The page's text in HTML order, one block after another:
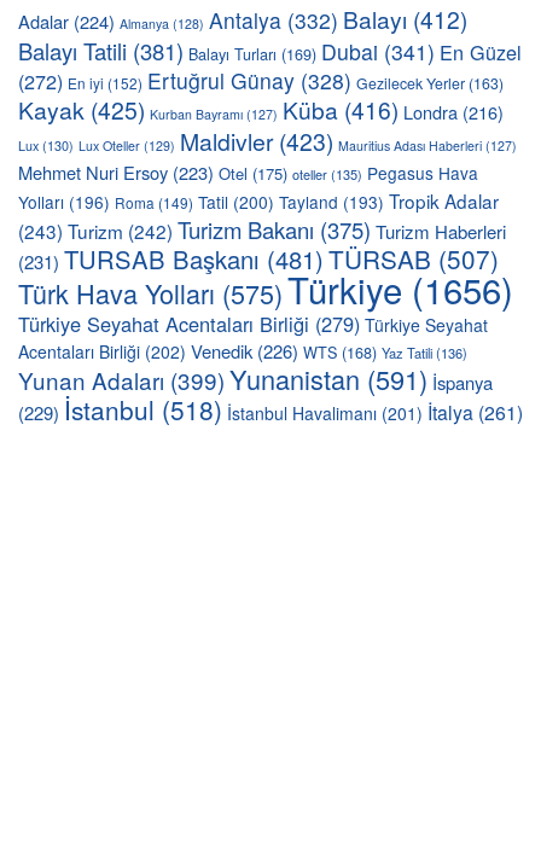
Adalar (224) Almanya (128) Antalya (332) Balayı (412)
Balayı Tatili (381) Balayı Turları (169) Dubai (341) En Güzel
(272) En iyi (152) Ertuğrul Günay (328) Gezilecek Yerler (163)
Kayak (425) Kurban Bayramı (127) Küba (416) Londra (216)
Lux (130) Lux Oteller (129) Maldivler(423) Mauritius Adası Haberleri (127)
Mehmet Nuri Ersoy (223) Otel (175) oteller(135) Pegasus Hava
Yolları (196) Roma (149) Tatil (200) Tayland (193) Tropik Adalar
(243) Turizm (242) Turizm Bakanı (375) Turizm Haberleri
(231) TURSAB Başkanı (481)TÜRSAB (507)
Türk Hava Yolları (575)Türkiye (1656)
Türkiye Seyahat Acentaları Birliği (279) Türkiye Seyahat
Acentaları Birliği (202) Venedik (226) WTS (168) Yaz Tatili(136)
Yunan Adaları (399)Yunanistan (591) İspanya
(229) İstanbul (518) İstanbul Havalimanı (201) İtalya (261)